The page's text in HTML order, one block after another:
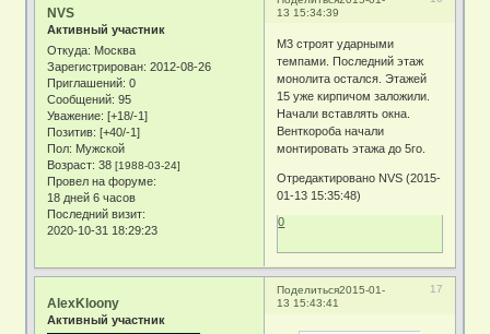
13 15:34:39
NVS
Активный участник
Откуда: Москва
Зарегистрирован: 2012-08-26
Приглашений: 0
Сообщений: 95
Уважение: [+18/-1]
Позитив: [+40/-1]
Пол: Мужской
Возраст: 38[1988-03-24]
Провел на форуме:
18 дней 6 часов
Последний визит:
2020-10-31 18:29:23
М3 строят ударными
темпами. Последний этаж
монолита остался. Этажей
15 уже кирпичом заложили.
Начали вставлять окна.
Венткороба начали
монтировать этажа до 5го.
Отредактировано NVS (2015-
01-13 15:35:48)
0
Поделиться 17
2015-01-
13 15:43:41
AlexKloony
Активный участник